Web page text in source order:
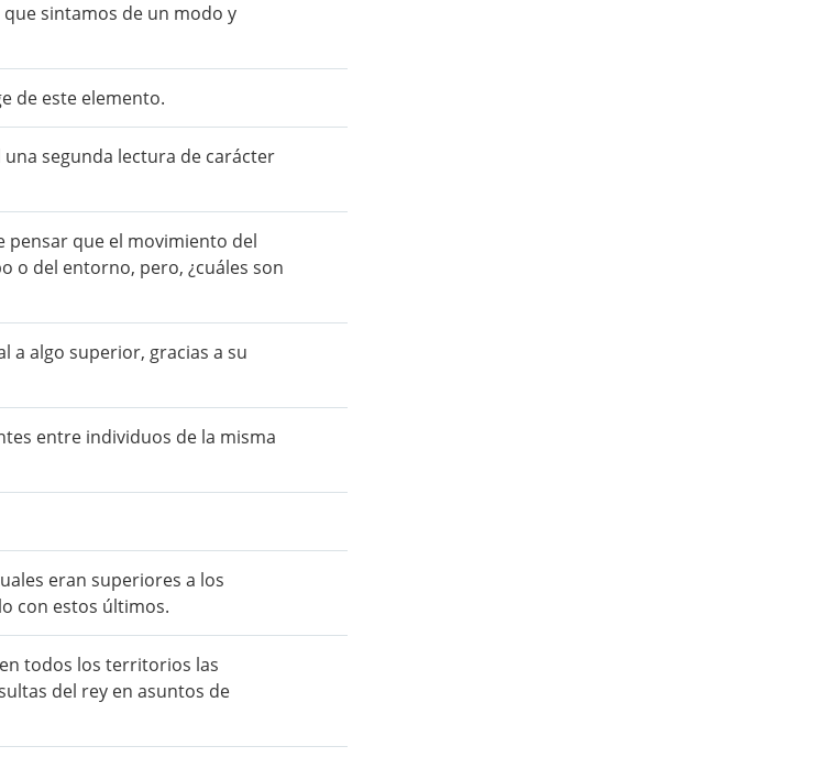
sintamos de un modo y
de este elemento.
segunda lectura de carácter
pensar que el movimiento del
o del entorno, pero, ¿cuáles son
a algo superior, gracias a su
entre individuos de la misma
eran superiores a los
con estos últimos.
todos los territorios las
del rey en asuntos de